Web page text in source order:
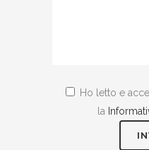
Ho letto e
la